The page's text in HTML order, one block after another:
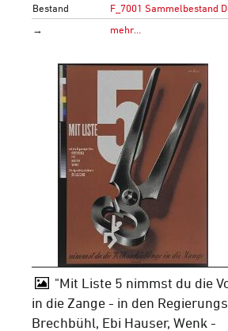
Bestand
F_7001 Sammelbestand
→
mehr…
"Mit Liste 5 nimmst du die
in die Zange - in den
Brechbühl, Ebi Hauser, Wenk -